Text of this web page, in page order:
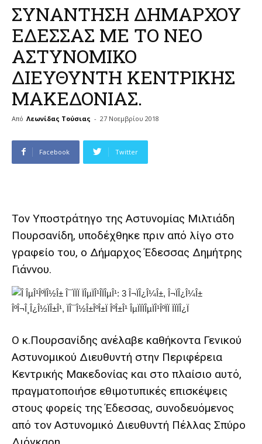
ΣΥΝΑΝΤΗΣΗ ΔΗΜΑΡΧΟΥ
ΕΔΕΣΣΑΣ ΜΕ ΤΟ ΝΕΟ
ΑΣΤΥΝΟΜΙΚΟ
ΔΙΕΥΘΥΝΤΗ ΚΕΝΤΡΙΚΗΣ
ΜΑΚΕΔΟΝΙΑΣ.
Από Λεωνίδας Τούσιας - 27 Νοεμβρίου 2018
Facebook Twitter
Τον Υποστράτηγο της Αστυνομίας Μιλτιάδη
Πουρσανίδη, υποδέχθηκε πριν από λίγο στο
γραφείο του, ο Δήμαρχος Έδεσσας Δημήτρης
Γιάννου.
Ο κ.Πουρσανίδης ανέλαβε καθήκοντα Γενικού
Αστυνομικού Διευθυντή στην Περιφέρεια
Κεντρικής Μακεδονίας και στο πλαίσιο αυτό,
πραγματοποιήσε εθιμοτυπικές επισκέψεις
στους φορείς της Έδεσσας, συνοδευόμενος
από τον Αστυνομικό Διευθυντή Πέλλας Σπύρο